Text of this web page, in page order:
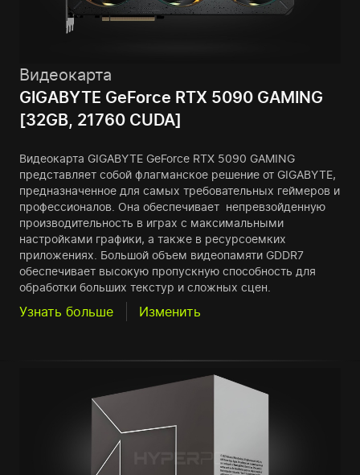
Видеокарта
GIGABYTE GeForce RTX 5090 GAMING
[32GB, 21760 CUDA]
Видеокарта GIGABYTE GeForce RTX 5090 GAMING
представляет собой флагманское решение от GIGABYTE,
предназначенное для самых требовательных геймеров и
профессионалов. Она обеспечивает непревзойденную
производительность в играх с максимальными
настройками графики, а также в ресурсоемких
приложениях. Большой объем видеопамяти GDDR7
обеспечивает высокую пропускную способность для
обработки больших текстур и сложных сцен.
Узнать больше Изменить